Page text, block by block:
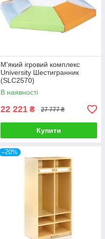
М'який ігровий комплекс
University Шестигранник
(SLC2570)
В наявності
22 221 ₴ 27 777 ₴
Купити
–20%